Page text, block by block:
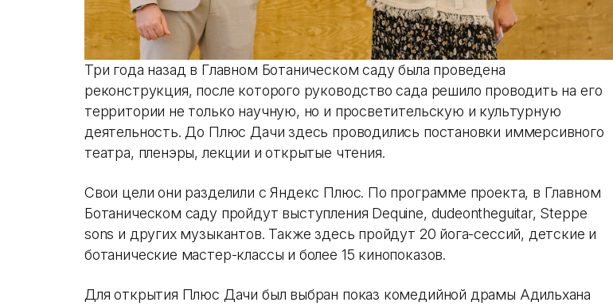
Три года назад в Главном Ботаническом саду была проведена
реконструкция, после которого руководство сада решило проводить на его
территории не только научную, но и просветительскую и культурную
деятельность. До Плюс Дачи здесь проводились постановки иммерсивного
театра, пленэры, лекции и открытые чтения.
Свои цели они разделили с Яндекс Плюс. По программе проекта, в Главном
Ботаническом саду пройдут выступления Dequine, dudeontheguitar, Steppe
sons и других музыкантов. Также здесь пройдут 20 йога-сессий, детские и
ботанические мастер-классы и более 15 кинопоказов.
Для открытия Плюс Дачи был выбран показ комедийной драмы Адильхана